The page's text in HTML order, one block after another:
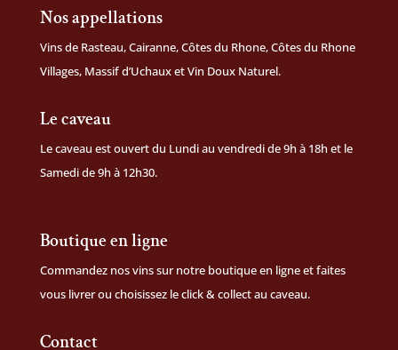
Nos appellations
Vins de Rasteau, Cairanne, Côtes du Rhone, Côtes du Rhone
Villages, Massif d’Uchaux et Vin Doux Naturel.
Le caveau
Le caveau est ouvert du Lundi au vendredi de 9h à 18h et le
Samedi de 9h à 12h30.
Boutique en ligne
Commandez nos vins sur notre boutique en ligneet faites
vous livrer ou choisissez le click & collect au caveau.
Contact